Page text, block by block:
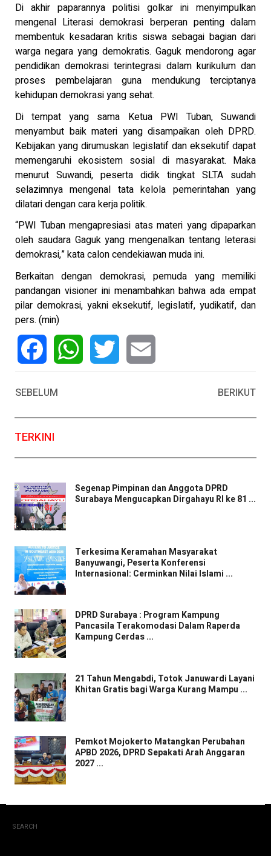
Di akhir paparannya politisi golkar ini menyimpulkan
mengenal Literasi demokrasi berperan penting dalam
membentuk kesadaran kritis siswa sebagai bagian dari
warga negara yang demokratis. Gaguk mendorong agar
pendidikan demokrasi terintegrasi dalam kurikulum dan
proses pembelajaran guna mendukung terciptanya
kehidupan demokrasi yang sehat.
Di tempat yang sama Ketua PWI Tuban, Suwandi
menyambut baik materi yang disampaikan oleh DPRD.
Kebijakan yang dirumuskan legislatif dan eksekutif dapat
memengaruhi ekosistem sosial di masyarakat. Maka
menurut Suwandi, peserta didik tingkat SLTA sudah
selazimnya mengenal tata kelola pemerintahan yang
dilatari dengan cara kerja politik.
“PWI Tuban mengapresiasi atas materi yang dipaparkan
oleh saudara Gaguk yang mengenalkan tentang leterasi
demokrasi,” kata calon cendekiawan muda ini.
Berkaitan dengan demokrasi, pemuda yang memiliki
pandangan visioner ini menambahkan bahwa ada empat
pilar demokrasi, yakni eksekutif, legislatif, yudikatif, dan
pers. (min)
SEBELUM
BERIKUT
TERKINI
Segenap Pimpinan dan Anggota DPRD
Surabaya Mengucapkan Dirgahayu RI ke 81 ...
Terkesima Keramahan Masyarakat
Banyuwangi, Peserta Konferensi
Internasional: Cerminkan Nilai Islami ...
DPRD Surabaya : Program Kampung
Pancasila Terakomodasi Dalam Raperda
Kampung Cerdas ...
21 Tahun Mengabdi, Totok Januwardi Layani
Khitan Gratis bagi Warga Kurang Mampu ...
Pemkot Mojokerto Matangkan Perubahan
APBD 2026, DPRD Sepakati Arah Anggaran
2027 ...
SEARCH